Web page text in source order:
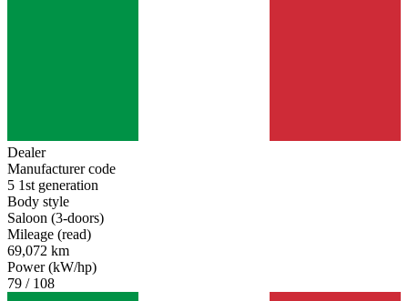
Dealer
Manufacturer code
5 1st generation
Body style
Saloon (3-doors)
Mileage (read)
69,072 km
Power (kW/hp)
79 / 108